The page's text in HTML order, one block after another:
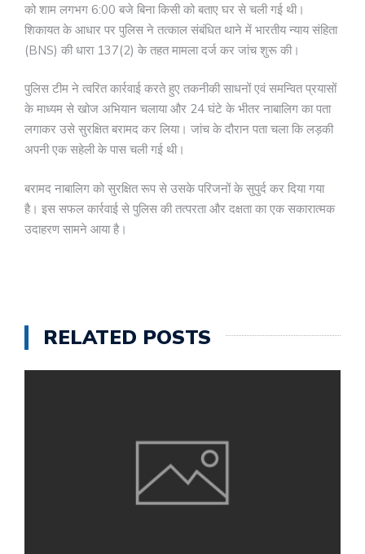
को शाम लगभग 6:00 बजे बिना किसी को बताए घर से चली गई थी।
शिकायत के आधार पर पुलिस ने तत्काल संबंधित थाने में भारतीय न्याय संहिता
(BNS) की धारा 137(2) के तहत मामला दर्ज कर जांच शुरू की।
पुलिस टीम ने त्वरित कार्रवाई करते हुए तकनीकी साधनों एवं समन्वित प्रयासों
के माध्यम से खोज अभियान चलाया और 24 घंटे के भीतर नाबालिग का पता
लगाकर उसे सुरक्षित बरामद कर लिया। जांच के दौरान पता चला कि लड़की
अपनी एक सहेली के पास चली गई थी।
बरामद नाबालिग को सुरक्षित रूप से उसके परिजनों के सुपुर्द कर दिया गया
है। इस सफल कार्रवाई से पुलिस की तत्परता और दक्षता का एक सकारात्मक
उदाहरण सामने आया है।
RELATED POSTS